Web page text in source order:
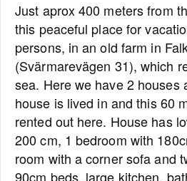
Just aprox 400 meters from
this peaceful place for
persons, in an old farm in
(Svärmarevägen 31), which
sea. Here we have 2 houses
house is lived in and this 60
rented out here. House has
200 cm, 1 bedroom with
room with a corner sofa and
90cm beds, large kitchen,